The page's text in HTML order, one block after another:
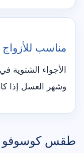
مناسب للأزواج
الأجواء الشتوية
وشهر العسل إذا
طقس كوسوفو